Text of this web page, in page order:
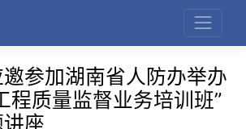
参加湖南省人防办举办
程质量监督业务培训班”
座